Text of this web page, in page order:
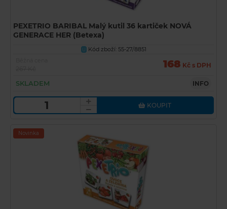
PEXETRIO BARIBAL Malý kutil 36 kartiček NOVÁ
GENERACE HER (Betexa)
U Kód zboží: 55-27/8851
168 Kč s DPH
SKLADEM INFO
KOUPIT
Novinka